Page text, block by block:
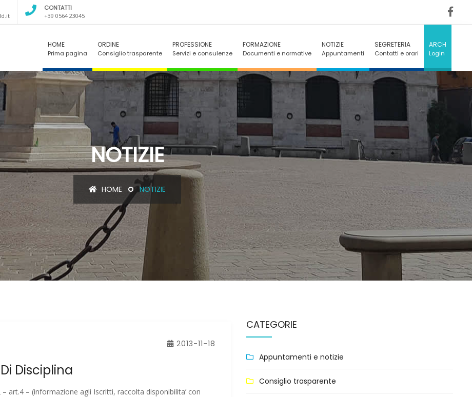
CONTATTI
+39 0564 23045
HOME
Prima pagina
ORDINE
Consiglio trasparente
PROFESSIONE
Servizi e consulenze
FORMAZIONE
Documenti e normative
NOTIZIE
Appuntamenti
SEGRETERIA
Contatti e orari
ARCH
Login
NOTIZIE
HOME NOTIZIE
2013-11-18
Disciplina
art.4 – (informazione agli Iscritti, raccolta disponibilita’ con
CATEGORIE
Appuntamenti e notizie
Consiglio trasparente